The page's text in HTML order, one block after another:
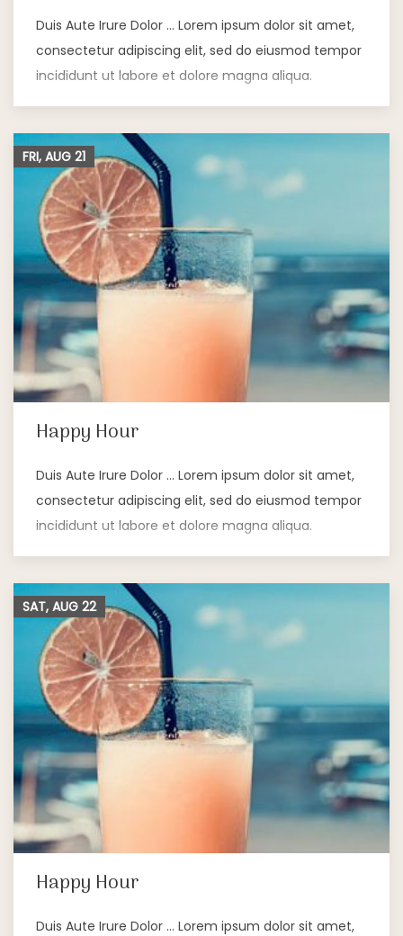
Duis Aute Irure Dolor … Lorem ipsum dolor sit amet,
consectetur adipiscing elit, sed do eiusmod tempor
incididunt ut labore et dolore magna aliqua.
Happy Hour
Duis Aute Irure Dolor … Lorem ipsum dolor sit amet,
consectetur adipiscing elit, sed do eiusmod tempor
incididunt ut labore et dolore magna aliqua.
FRI, AUG 21
Happy Hour
Duis Aute Irure Dolor … Lorem ipsum dolor sit amet,
SAT, AUG 22